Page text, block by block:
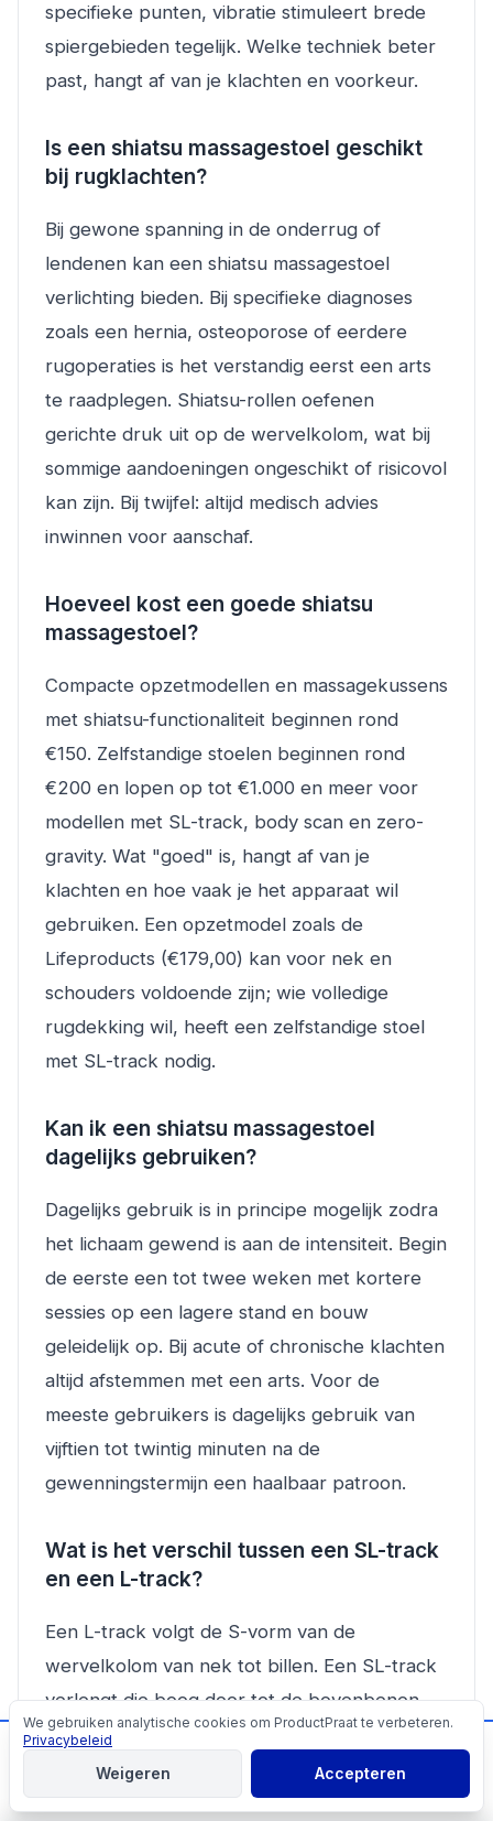
specifieke punten, vibratie stimuleert brede
spiergebieden tegelijk. Welke techniek beter
past, hangt af van je klachten en voorkeur.
Is een shiatsu massagestoel geschikt
bij rugklachten?
Bij gewone spanning in de onderrug of
lendenen kan een shiatsu massagestoel
verlichting bieden. Bij specifieke diagnoses
zoals een hernia, osteoporose of eerdere
rugoperaties is het verstandig eerst een arts
te raadplegen. Shiatsu-rollen oefenen
gerichte druk uit op de wervelkolom, wat bij
sommige aandoeningen ongeschikt of risicovol
kan zijn. Bij twijfel: altijd medisch advies
inwinnen voor aanschaf.
Hoeveel kost een goede shiatsu
massagestoel?
Compacte opzetmodellen en massagekussens
met shiatsu-functionaliteit beginnen rond
€150. Zelfstandige stoelen beginnen rond
€200 en lopen op tot €1.000 en meer voor
modellen met SL-track, body scan en zero-
gravity. Wat "goed" is, hangt af van je
klachten en hoe vaak je het apparaat wil
gebruiken. Een opzetmodel zoals de
Lifeproducts (€179,00) kan voor nek en
schouders voldoende zijn; wie volledige
rugdekking wil, heeft een zelfstandige stoel
met SL-track nodig.
Kan ik een shiatsu massagestoel
dagelijks gebruiken?
Dagelijks gebruik is in principe mogelijk zodra
het lichaam gewend is aan de intensiteit. Begin
de eerste een tot twee weken met kortere
sessies op een lagere stand en bouw
geleidelijk op. Bij acute of chronische klachten
altijd afstemmen met een arts. Voor de
meeste gebruikers is dagelijks gebruik van
vijftien tot twintig minuten na de
gewenningstermijn een haalbaar patroon.
Wat is het verschil tussen een SL-track
en een L-track?
Een L-track volgt de S-vorm van de
wervelkolom van nek tot billen. Een SL-track
verlengt die boog door tot de bovenbenen.
Voor mensen met spanning in de lage rug of
bilspieren geeft een SL-track meer dekking.
Een L-track is toereikend als de klachten zich
Cookies
We gebruiken analytische cookies om ProductPraat te verbeteren.
Privacybeleid
Weigeren Accepteren
📬Mis geen producttips!
Aanmelden